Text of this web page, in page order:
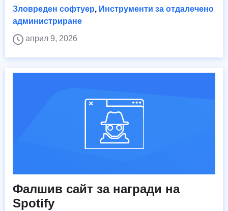
Зловреден софтуер, Инструменти за отдалечено
администриране
април 9, 2026
Фалшив сайт за награди на
Spotify